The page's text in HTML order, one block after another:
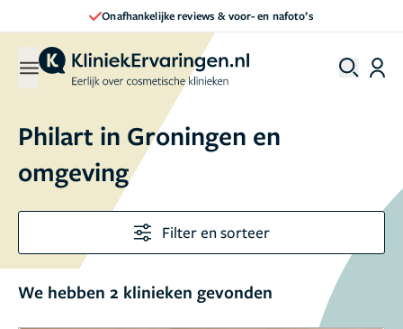
Onafhankelijke reviews & voor- en nafoto’s
Philart in Groningen en
omgeving
Filter en sorteer
We hebben 2 klinieken gevonden